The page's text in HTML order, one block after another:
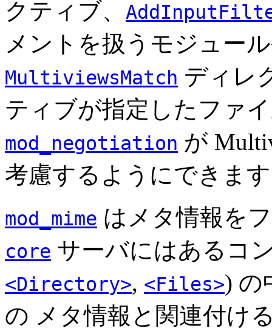
クティブ、
メントを扱うモジュー
MultiviewsMatch ディレ
ティブが指定したファ
mod_negotiation が
考慮するようにできま
mod_mime はメタ情報を
core サーバにはあるコ
<Directory>, <Files>) の
の メタ情報と関連付け